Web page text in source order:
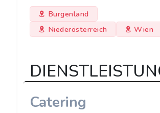
Burgenland
Niederösterreich
Wien
Catering